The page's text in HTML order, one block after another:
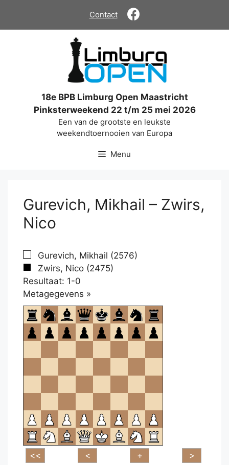
de
Contact
18e BPB Limburg Open Maastricht
Pinksterweekend 22 t/m 25 mei 2026
Een van de grootste en leukste
weekendtoernooien van Europa
Menu
Gurevich, Mikhail – Zwirs,
Nico
Gurevich, Mikhail (2576)
Zwirs, Nico (2475)
Resultaat: 1-0
Metagegevens »
om
te
openen.